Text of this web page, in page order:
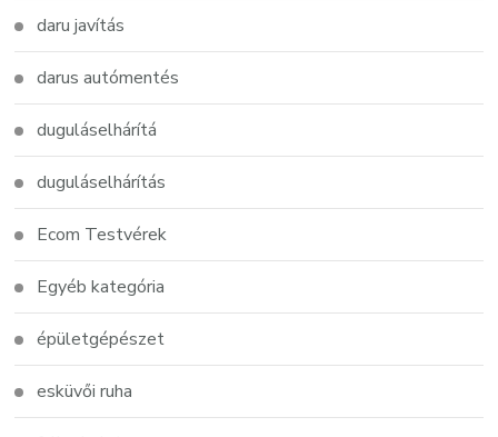
daru javítás
darus autómentés
duguláselhárítá
duguláselhárítás
Ecom Testvérek
Egyéb kategória
épületgépészet
esküvői ruha